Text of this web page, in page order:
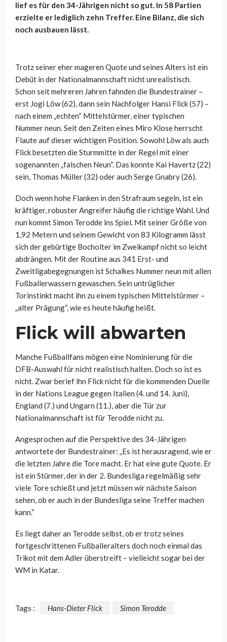
lief es für den 34-Jährigen nicht so gut. In 58 Partien
erzielte er lediglich zehn Treffer. Eine Bilanz, die sich
noch ausbauen lässt.
Trotz seiner eher mageren Quote und seines Alters ist ein
Debüt in der Nationalmannschaft nicht unrealistisch.
Schon seit mehreren Jahren fahnden die Bundestrainer –
erst Jogi Löw (62), dann sein Nachfolger Hansi Flick (57) –
nach einem „echten“ Mittelstürmer, einer typischen
Nummer neun. Seit den Zeiten eines Miro Klose herrscht
Flaute auf dieser wichtigen Position. Sowohl Löw als auch
Flick besetzten die Sturmmitte in der Regel mit einer
sogenannten „falschen Neun“. Das konnte Kai Havertz (22)
sein, Thomas Müller (32) oder auch Serge Gnabry (26).
Doch wenn hohe Flanken in den Strafraum segeln, ist ein
kräftiger, robuster Angreifer häufig die richtige Wahl. Und
nun kommt Simon Terodde ins Spiel. Mit seiner Größe von
1,92 Metern und seinem Gewicht von 83 Kilogramm lässt
sich der gebürtige Bocholter im Zweikampf nicht so leicht
abdrängen. Mit der Routine aus 341 Erst- und
Zweitligabegegnungen ist Schalkes Nummer neun mit allen
Fußballerwassern gewaschen. Sein untrüglicher
Torinstinkt macht ihn zu einem typischen Mittelstürmer –
„alter Prägung“, wie es heute häufig heißt.
Flick will abwarten
Manche Fußballfans mögen eine Nominierung für die
DFB-Auswahl für nicht realistisch halten. Doch so ist es
nicht. Zwar berief ihn Flick nicht für die kommenden Duelle
in der Nations League gegen Italien (4. und 14. Juni),
England (7.) und Ungarn (11.), aber die Tür zur
Nationalmannschaft ist für Terodde nicht zu.
Angesprochen auf die Perspektive des 34-Jährigen
antwortete der Bundestrainer: „Es ist herausragend, wie er
die letzten Jahre die Tore macht. Er hat eine gute Quote. Er
ist ein Stürmer, der in der 2. Bundesliga regelmäßig sehr
viele Tore schießt und jetzt müssen wir nächste Saison
sehen, ob er auch in der Bundesliga seine Treffer machen
kann.“
Es liegt daher an Terodde selbst, ob er trotz seines
fortgeschrittenen Fußballeralters doch noch einmal das
Trikot mit dem Adler überstreift – vielleicht sogar bei der
WM in Katar.
Tags : Hans-Dieter Flick Simon Terodde